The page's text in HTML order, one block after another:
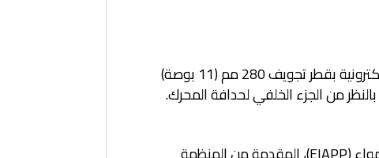
المحرك عبارة عن محرك ديزل بشاحن توربيني، يعمل بمبرد لاحق، بدروة رباعية الأشواط، وحدة حقن إلكترونية بقطر تجويف 280 مم (11 بوصة)